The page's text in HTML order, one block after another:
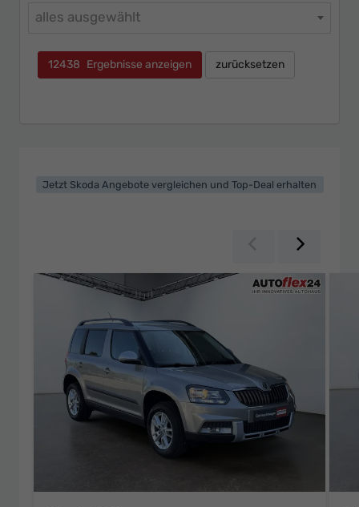
alles ausgewählt
12438 Ergebnisse anzeigen zurücksetzen
Jetzt Skoda Angebote vergleichen und Top-Deal erhalten
Zurück